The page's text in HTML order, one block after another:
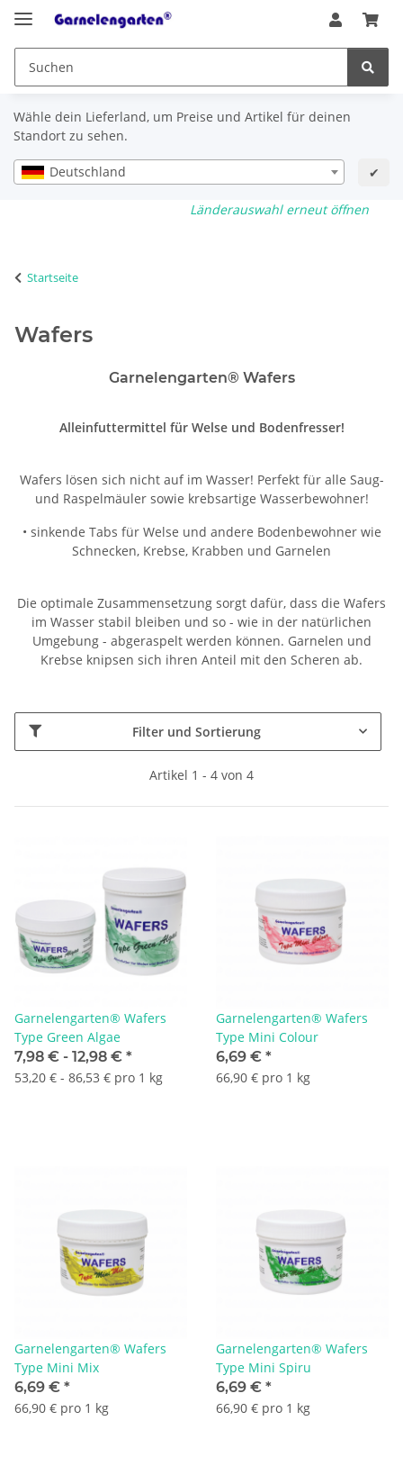
Wähle dein Lieferland, um Preise und Artikel für deinen
Standort zu sehen.
Deutschland ✔
Länderauswahl erneut öffnen
Startseite
Wafers
Garnelengarten® Wafers
Alleinfuttermittel für Welse und Bodenfresser!
Wafers lösen sich nicht auf im Wasser! Perfekt für alle Saug-
und Raspelmäuler sowie krebsartige Wasserbewohner!
• sinkende Tabs für Welse und andere Bodenbewohner wie
Schnecken, Krebse, Krabben und Garnelen
Die optimale Zusammensetzung sorgt dafür, dass die Wafers
im Wasser stabil bleiben und so - wie in der natürlichen
Umgebung - abgeraspelt werden können. Garnelen und
Krebse knipsen sich ihren Anteil mit den Scheren ab.
Filter und Sortierung
Artikel 1 - 4 von 4
Garnelengarten® Wafers
Type Green Algae
7,98 € - 12,98 € *
53,20 € - 86,53 € pro 1 kg
Garnelengarten® Wafers
Type Mini Colour
6,69 € *
66,90 € pro 1 kg
Garnelengarten® Wafers
Type Mini Mix
6,69 € *
66,90 € pro 1 kg
Garnelengarten® Wafers
Type Mini Spiru
6,69 € *
66,90 € pro 1 kg